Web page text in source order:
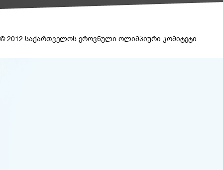
© 2012 საქართველოს ეროვნული ოლიმპიური კომიტეტი